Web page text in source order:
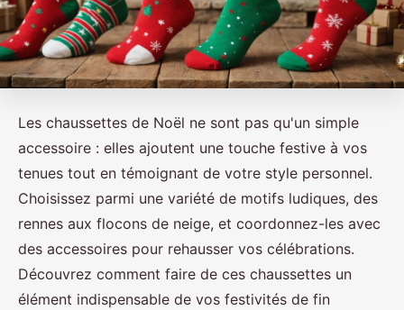
Les chaussettes de Noël ne sont pas qu'un simple
accessoire : elles ajoutent une touche festive à vos
tenues tout en témoignant de votre style personnel.
Choisissez parmi une variété de motifs ludiques, des
rennes aux flocons de neige, et coordonnez-les avec
des accessoires pour rehausser vos célébrations.
Découvrez comment faire de ces chaussettes un
élément indispensable de vos festivités de fin